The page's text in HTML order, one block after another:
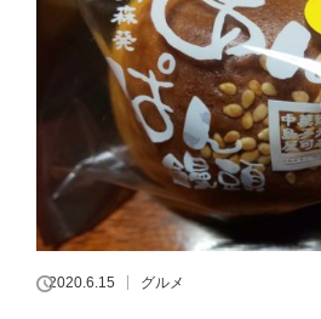
2020.6.15 グルメ